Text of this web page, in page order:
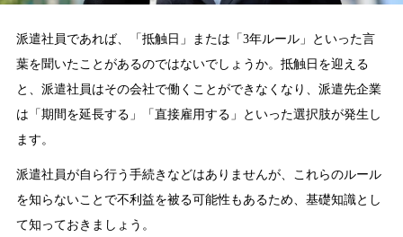
派遣社員であれば、「抵触日」または「3年ルール」といった言
葉を聞いたことがあるのではないでしょうか。抵触日を迎える
と、派遣社員はその会社で働くことができなくなり、派遣先企業
は「期間を延長する」「直接雇用する」といった選択肢が発生し
ます。
派遣社員が自ら行う手続きなどはありませんが、これらのルール
を知らないことで不利益を被る可能性もあるため、基礎知識とし
て知っておきましょう。